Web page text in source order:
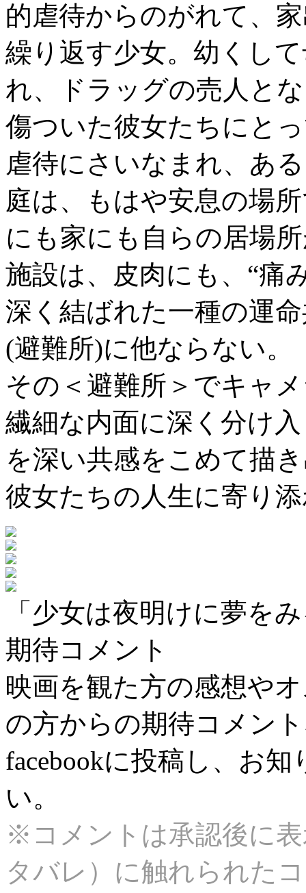
的虐待からのがれて、
繰り返す少女。幼くし
れ、ドラッグの売人と
傷ついた彼女たちにと
虐待にさいなまれ、あ
庭は、もはや安息の場
にも家にも自らの居場
施設は、皮肉にも、“痛
深く結ばれた一種の運
(避難所)に他ならない。
その＜避難所＞でキャ
繊細な内面に深く分け
を深い共感をこめて描
彼女たちの人生に寄り
「少女は夜明けに夢を
期待コメント
映画を観た方の感想や
の方からの期待コメン
facebookに投稿し、お
い。
※コメントは承認後に
タバレ）に触れられた